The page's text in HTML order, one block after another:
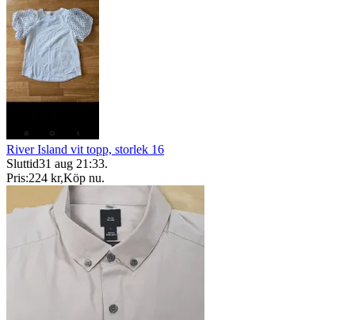
River Island vit topp, storlek 16
Sluttid31 aug 21:33.
Pris:224 kr,Köp nu.